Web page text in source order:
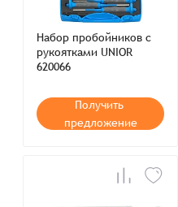
Набор пробойников с
рукоятками UNIOR
620066
Получить
предложение